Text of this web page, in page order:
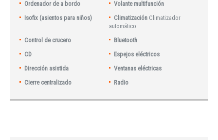
Ordenador de a bordo
Volante multifunción
Isofix (asientos para niños)
Climatización Climatizador
automático
Control de crucero
Bluetooth
CD
Espejos eléctricos
Dirección asistida
Ventanas eléctricas
Cierre centralizado
Radio